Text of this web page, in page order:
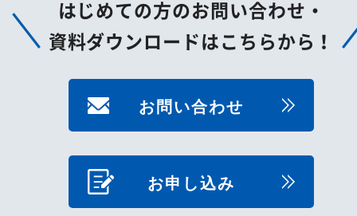
はじめての方のお問い合わせ・
資料ダウンロードはこちらから！
お問い合わせ
お申し込み